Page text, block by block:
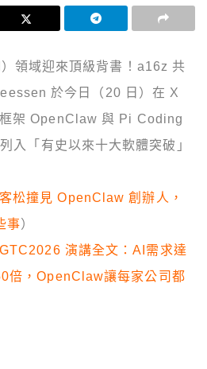
領域迎來頂級背書！a16z 共
於今日（20 日）在 X
架 OpenClaw 與 Pi Coding
入「有史以來十大軟體突破」
松撞見 OpenClaw 創辦人，
事）
演講全文：AI需求達
倍，OpenClaw讓每家公司都